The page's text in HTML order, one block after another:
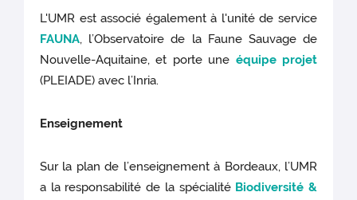
L'UMR est associé également à l'unité de service
FAUNA, l’Observatoire de la Faune Sauvage de
Nouvelle-Aquitaine, et porte une équipe projet
(PLEIADE) avec l’Inria.
Enseignement
Sur la plan de l’enseignement à Bordeaux, l’UMR
a la responsabilité de la spécialité Biodiversité &